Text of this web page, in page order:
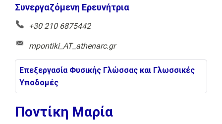
Συνεργαζόμενη Ερευνήτρια
+30 210 6875442
mpontiki_AT_athenarc.gr
Επεξεργασία Φυσικής Γλώσσας και Γλωσσικές
Υποδομές
Ποντίκη Μαρία